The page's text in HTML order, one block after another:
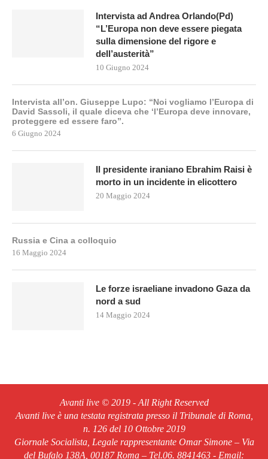
Intervista ad Andrea Orlando(Pd)
“L’Europa non deve essere piegata
sulla dimensione del rigore e
dell’austerità”
10 Giugno 2024
Intervista all’on. Giuseppe Lupo: “Noi vogliamo l’Europa di
David Sassoli, il quale diceva che ‘l’Europa deve innovare,
proteggere ed essere faro”.
6 Giugno 2024
Il presidente iraniano Ebrahim Raisi è
morto in un incidente in elicottero
20 Maggio 2024
Russia e Cina a colloquio
16 Maggio 2024
Le forze israeliane invadono Gaza da
nord a sud
14 Maggio 2024
Avanti live © 2019 - All Right Reserved
Avanti live è una testata registrata presso il Tribunale di Roma,
n. 126 del 10 Ottobre 2019
Giornale Socialista, Legale rappresentante Omar Simone – Via
del Bufalo 138A, 00187 Roma – Tel.06. 8841463 - Email: